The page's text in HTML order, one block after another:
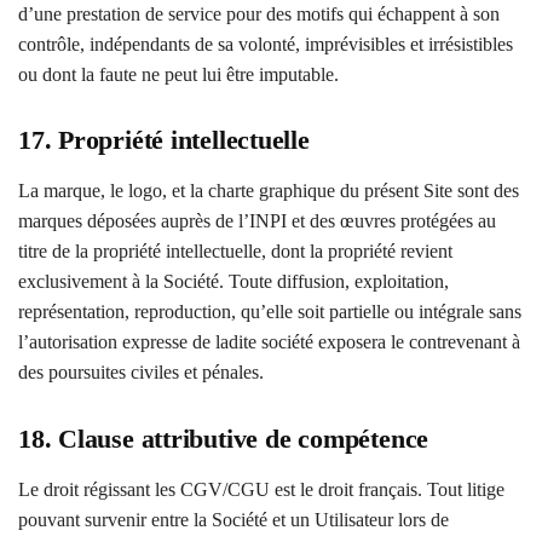
d’une prestation de service pour des motifs qui échappent à son
contrôle, indépendants de sa volonté, imprévisibles et irrésistibles
ou dont la faute ne peut lui être imputable.
17. Propriété intellectuelle
La marque, le logo, et la charte graphique du présent Site sont des
marques déposées auprès de l’INPI et des œuvres protégées au
titre de la propriété intellectuelle, dont la propriété revient
exclusivement à la Société. Toute diffusion, exploitation,
représentation, reproduction, qu’elle soit partielle ou intégrale sans
l’autorisation expresse de ladite société exposera le contrevenant à
des poursuites civiles et pénales.
18. Clause attributive de compétence
Le droit régissant les CGV/CGU est le droit français. Tout litige
pouvant survenir entre la Société et un Utilisateur lors de